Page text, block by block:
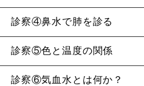
診察④鼻水で肺を診る
診察⑤色と温度の関係
診察⑥気血水とは何か？